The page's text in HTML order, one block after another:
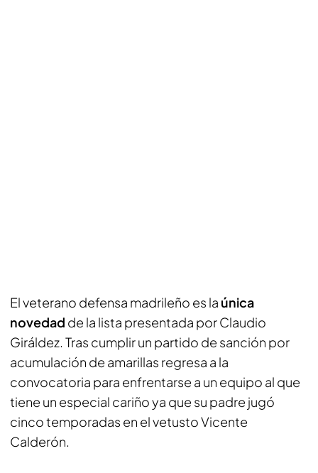
El veterano defensa madrileño es la única
novedad de la lista presentada por Claudio
Giráldez. Tras cumplir un partido de sanción por
acumulación de amarillas regresa a la
convocatoria para enfrentarse a un equipo al que
tiene un especial cariño ya que su padre jugó
cinco temporadas en el vetusto Vicente
Calderón.